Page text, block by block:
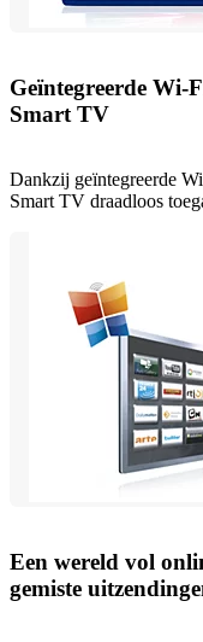
Geïntegreerde Wi-
Smart TV
Dankzij geïntegreerde
Smart TV draadloos
Een wereld vol
gemiste